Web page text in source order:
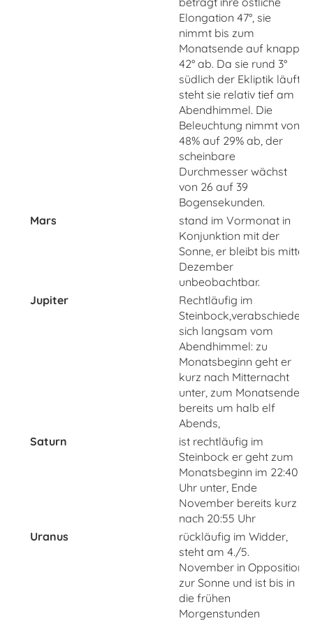
Elongation 47°, sie
nimmt bis zum
Monatsende auf knapp
42° ab. Da sie rund 3°
südlich der Ekliptik läuft,
steht sie relativ tief am
Abendhimmel. Die
Beleuchtung nimmt von
48% auf 29% ab, der
scheinbare
Durchmesser wächst
von 26 auf 39
Bogensekunden.
Mars
stand im Vormonat in
Konjunktion mit der
Sonne, er bleibt bis mitte
Dezember
unbeobachtbar.
Jupiter
Rechtläufig im
Steinbock,verabschiedet
sich langsam vom
Abendhimmel: zu
Monatsbeginn geht er
kurz nach Mitternacht
unter, zum Monatsende
bereits um halb elf
Abends,
Saturn
ist rechtläufig im
Steinbock er geht zum
Monatsbeginn im 22:40
Uhr unter, Ende
November bereits kurz
nach 20:55 Uhr
Uranus
rückläufig im Widder,
steht am 4./5.
November in Opposition
zur Sonne und ist bis in
die frühen
Morgenstunden